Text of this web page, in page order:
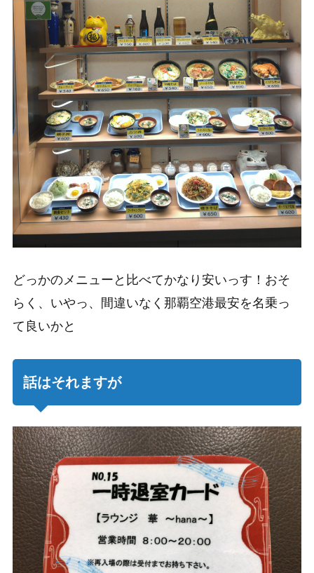
どっかのメニューと比べてかなり安いっす！おそ
らく、いやっ、間違いなく那覇空港最安を名乗っ
て良いかと
話はそれますが